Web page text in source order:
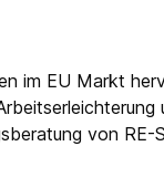
im EU Markt
von RE-